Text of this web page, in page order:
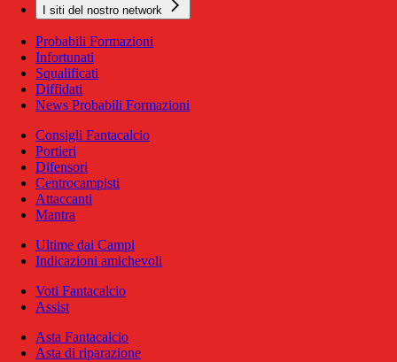
I siti del nostro network
Probabili Formazioni
Infortunati
Squalificati
Diffidati
News Probabili Formazioni
Consigli Fantacalcio
Portieri
Difensori
Centrocampisti
Attaccanti
Mantra
Ultime dai Campi
Indicazioni amichevoli
Voti Fantacalcio
Assist
Asta Fantacalcio
Asta di riparazione